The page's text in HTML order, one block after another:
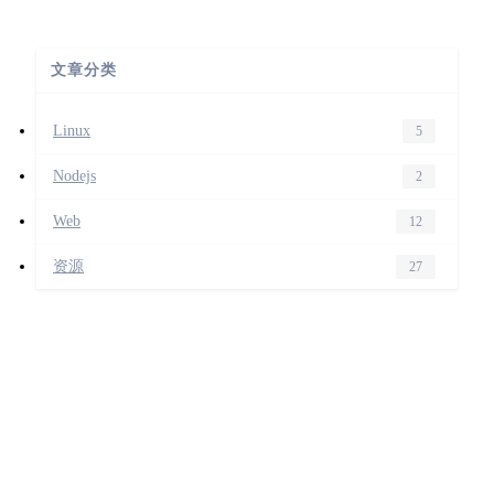
文章分类
Linux 5
Nodejs 2
Web 12
资源 27